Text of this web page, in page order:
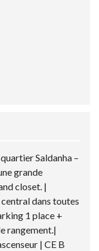
Saldanha –
grande
closet. |
dans toutes
1 place +
rangement.|
| CE B